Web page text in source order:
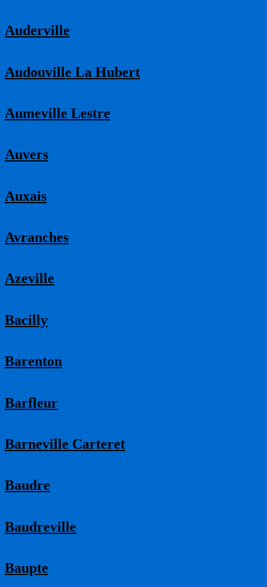
Auderville
Audouville La Hubert
Aumeville Lestre
Auvers
Auxais
Avranches
Azeville
Bacilly
Barenton
Barfleur
Barneville Carteret
Baudre
Baudreville
Baupte